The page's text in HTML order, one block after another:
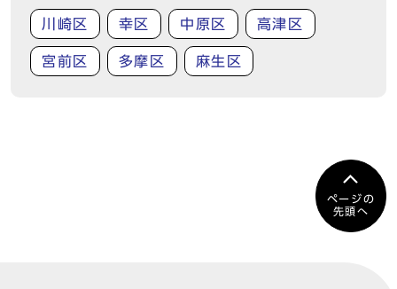
川崎区 幸区 中原区 高津区
宮前区 多摩区 麻生区
ページの
先頭へ